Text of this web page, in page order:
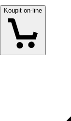
Koupit on-line